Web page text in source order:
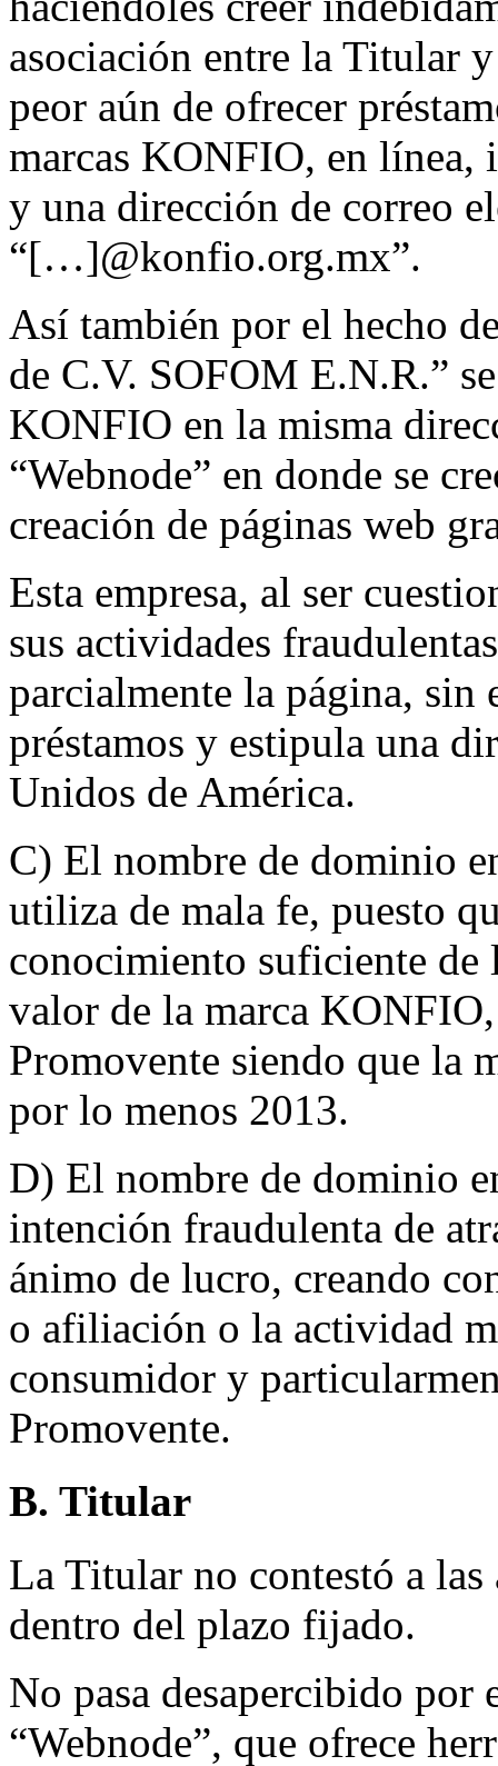
asociación entre la Titular
peor aún de ofrecer
marcas KONFIO, en línea,
y una dirección de correo
“[…]@konfio.org.mx”.
Así también por el hecho
de C.V. SOFOM E.N.R.”
KONFIO en la misma
“Webnode” en donde se
creación de páginas web
Esta empresa, al ser
sus actividades
parcialmente la página, sin
préstamos y estipula una
Unidos de América.
C) El nombre de dominio
utiliza de mala fe, puesto
conocimiento suficiente de
valor de la marca
Promovente siendo que la
por lo menos 2013.
D) El nombre de dominio
intención fraudulenta de
ánimo de lucro, creando
o afiliación o la actividad
consumidor y
Promovente.
B. Titular
La Titular no contestó a
dentro del plazo fijado.
No pasa desapercibido por
“Webnode”, que ofrece